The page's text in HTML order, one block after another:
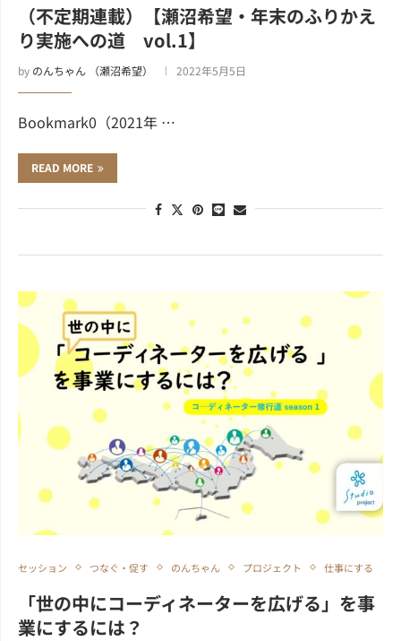
（不定期連載）【瀬沼希望・年末のふりかえ
り実施への道 vol.1】
by のんちゃん （瀬沼希望） 2022年5月5日
Bookmark0（2021年 …
READ MORE
セッション つなぐ・促す のんちゃん プロジェクト 仕事にする
「世の中にコーディネーターを広げる」を事
業にするには？